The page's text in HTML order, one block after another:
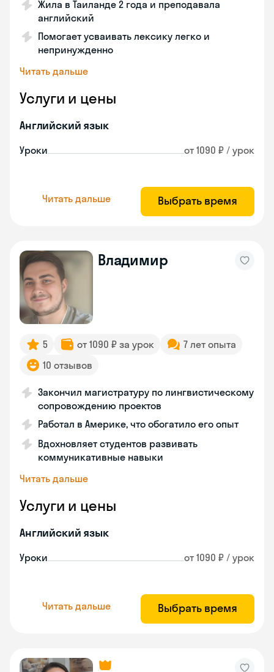
Жила в Таиланде 2 года и преподавала
английский
Помогает усваивать лексику легко и
непринужденно
Читать дальше
Услуги и цены
Английский язык
Уроки от 1090 ₽ / урок
Читать дальше Выбрать время
Владимир
5 от 1090 ₽ за урок
7 лет опыта
10 отзывов
Закончил магистратуру по лингвистическому
сопровождению проектов
Работал в Америке, что обогатило его опыт
Вдохновляет студентов развивать
коммуникативные навыки
Читать дальше
Услуги и цены
Английский язык
Уроки от 1090 ₽ / урок
Читать дальше Выбрать время